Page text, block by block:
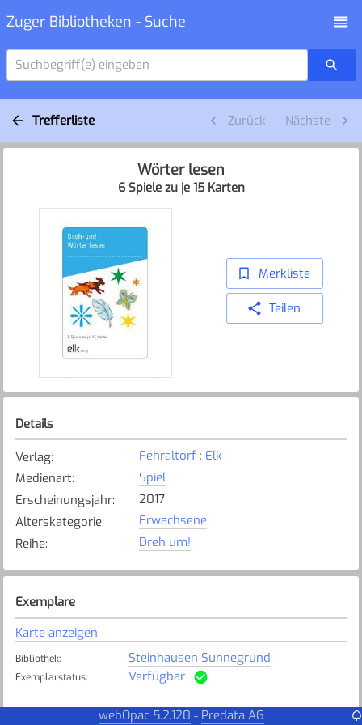
Zuger Bibliotheken - Suche
Suchbegriff(e) eingeben
Trefferliste Zurück Nächste
Wörter lesen
6 Spiele zu je 15 Karten
Merkliste
Teilen
Details
Verlag:
Fehraltorf : Elk
Medienart:
Spiel
Erscheinungsjahr:
2017
Alterskategorie:
Erwachsene
Reihe: Dreh um!
Exemplare
Karte anzeigen
Bibliothek: Steinhausen Sunnegrund
Exemplarstatus: Verfügbar
webOpac 5.2.120 - Predata AG